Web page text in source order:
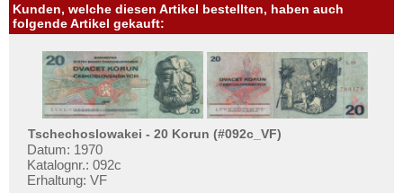
Erhaltungsgrade
Gratisbanknoten
FAQ
Mehr über...
Zahlungsbedingungen
Privatsphäre und Datenschutz
Kunden, welche diesen Artikel bestellten, haben auch
folgende Artikel gekauft:
Tschechoslowakei - 20 Korun (#092c_VF)
Datum: 1970
Katalognr.: 092c
Erhaltung: VF